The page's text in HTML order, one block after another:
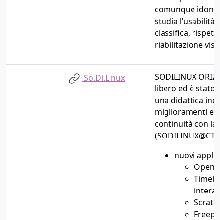
comunque
studia l’usabilità
classifica,
riabilitazione
So.Di.Linux
SODILINUX
libero ed è stato
una didattica
miglioramenti e
continuità con la
nuovi